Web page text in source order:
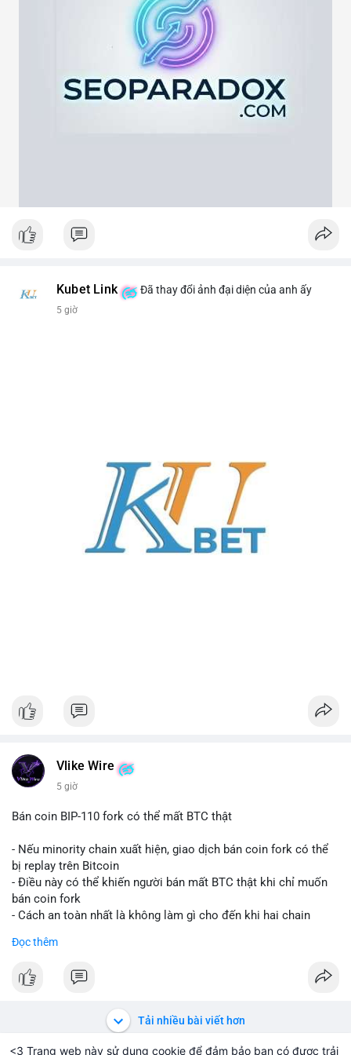
<3 Trang web này sử dụng cookie để đảm bảo bạn có được trải
Lời khuyên ngắn gọn cho nhà đầu tư nhỏ lẻ:
Hãy theo dõi xác nhận giao dịch và dòng tiền tiếp theo. Nếu
BTC bị chuyển lên sàn trong khung giờ thanh khoản thấp, hãy
thận trọng với nhịp điều chỉnh ngắn hạn. Không nên hành động
theo cảm xúc, hãy đặt lệnh dựa trên vùng hỗ trợ và kháng cự rõ
Kubet Link Đã thay đổi ảnh đại diện của anh ấy
5 giờ
Vlike Wire
5 giờ
Bán coin BIP-110 fork có thể mất BTC thật
- Nếu minority chain xuất hiện, giao dịch bán coin fork có thể
bị replay trên Bitcoin
- Điều này có thể khiến người bán mất BTC thật khi chỉ muốn
bán coin fork
- Cách an toàn nhất là không làm gì cho đến khi hai chain
-#binancesquare
$btc
📰 Nguồn: CoinDesk
Đọc thêm
Tải nhiều bài viết hơn